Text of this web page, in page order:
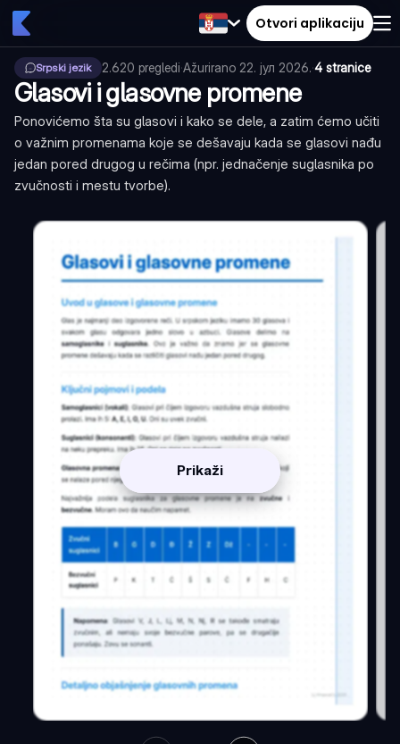
Otvori aplikaciju
Srpski jezik 2.620 pregledi·Ažurirano 22. јул 2026.·4 stranice
Glasovi i glasovne promene
Ponovićemo šta su glasovi i kako se dele, a zatim ćemo učiti
o važnim promenama koje se dešavaju kada se glasovi nađu
jedan pored drugog u rečima (npr. jednačenje suglasnika po
zvučnosti i mestu tvorbe).
Prikaži